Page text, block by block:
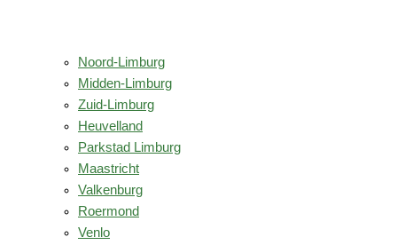
Noord-Limburg
Midden-Limburg
Zuid-Limburg
Heuvelland
Parkstad Limburg
Maastricht
Valkenburg
Roermond
Venlo